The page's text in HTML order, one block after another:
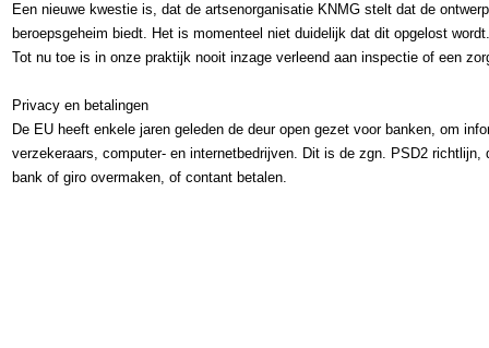
Een nieuwe kwestie is, dat de artsenorganisatie KNMG stelt dat de
beroepsgeheim biedt. Het is momenteel niet duidelijk dat dit opgelost
Tot nu toe is in onze praktijk nooit inzage verleend aan inspectie of een
Privacy en betalingen
De EU heeft enkele jaren geleden de deur open gezet voor banken, om
verzekeraars, computer- en internetbedrijven. Dit is de zgn. PSD2
bank of giro overmaken, of contant betalen.